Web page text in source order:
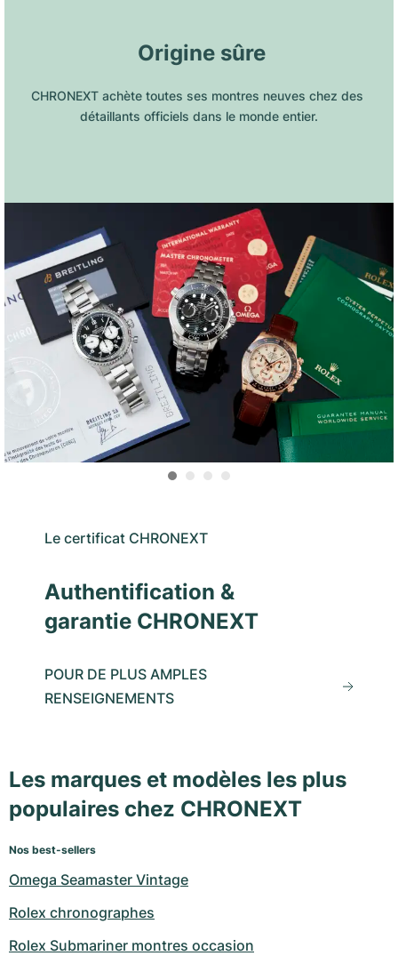
Origine sûre
CHRONEXT achète toutes ses montres neuves chez des
détaillants officiels dans le monde entier.
Le certificat CHRONEXT
Authentification &
garantie CHRONEXT
POUR DE PLUS AMPLES
RENSEIGNEMENTS
Les marques et modèles les plus
populaires chez CHRONEXT
Nos best-sellers
Omega Seamaster Vintage
Rolex chronographes
Rolex Submariner montres occasion